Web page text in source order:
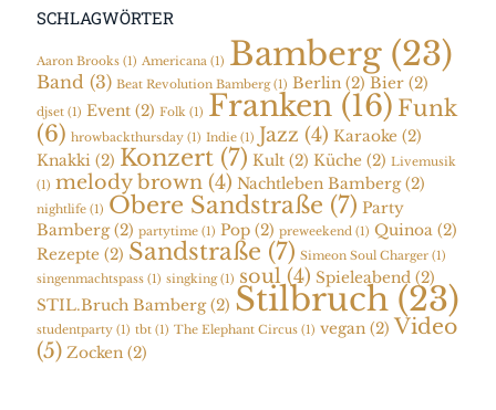
SCHLAGWÖRTER
Aaron Brooks (1) Americana (1) Bamberg (23)
Band (3) Beat Revolution Bamberg(1) Berlin (2) Bier (2)
djset (1) Event (2) Folk (1) Franken (16) Funk
(6) hrowbackthursday (1) Indie (1) Jazz (4) Karaoke (2)
Knakki (2) Konzert (7) Kult (2) Küche (2) Livemusik
(1) melody brown (4) Nachtleben Bamberg(2)
nightlife (1) Obere Sandstraße (7) Party
Bamberg(2) partytime (1) Pop (2) preweekend (1) Quinoa (2)
Rezepte (2) Sandstraße (7) Simeon Soul Charger (1)
singenmachtspass (1) singking(1) soul (4) Spieleabend (2)
STIL.Bruch Bamberg(2) Stilbruch (23)
studentparty (1) tbt (1) The Elephant Circus (1) vegan (2) Video
(5) Zocken (2)